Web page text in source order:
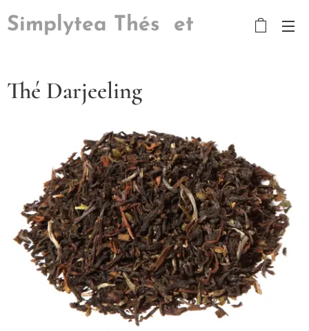
Simplytea Thés et
Thé Darjeeling